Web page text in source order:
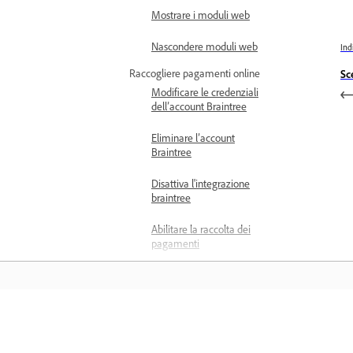
Mostrare i moduli web
Nascondere moduli web
Raccogliere pagamenti online
Modificare le credenziali
dell’account Braintree
Eliminare l’account
Braintree
Disattiva l'integrazione
braintree
Abilitare la raccolta dei
pagamenti